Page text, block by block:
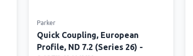
Parker
Quick Coupling, European
Profile, ND 7.2 (Series 26) -